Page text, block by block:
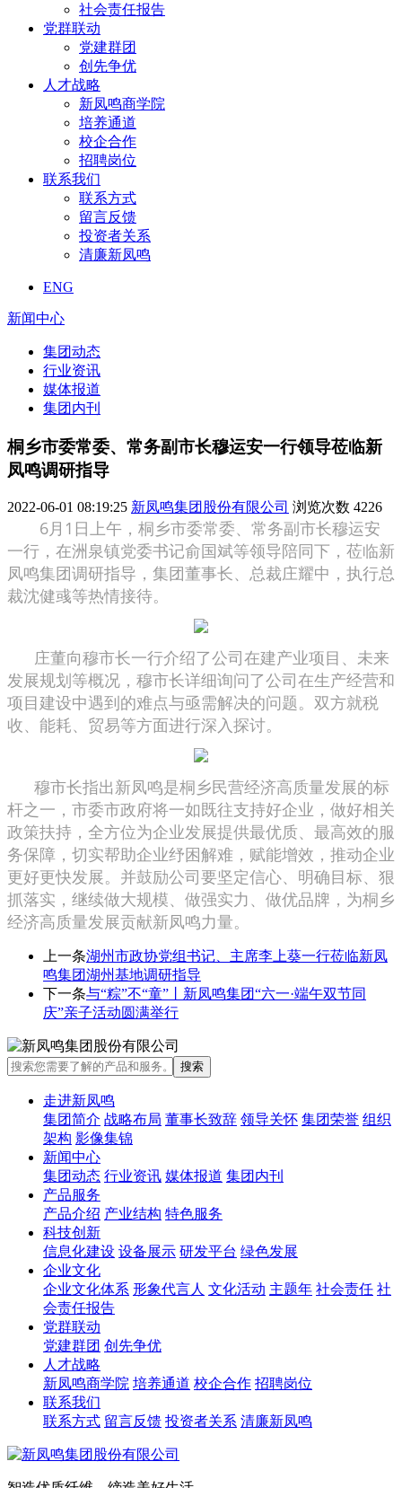
社会责任报告
党群联动
党建群团
创先争优
人才战略
新凤鸣商学院
培养通道
校企合作
招聘岗位
联系我们
联系方式
留言反馈
投资者关系
清廉新凤鸣
ENG
新闻中心
集团动态
行业资讯
媒体报道
集团内刊
桐乡市委常委、常务副市长穆运安一行领导莅临新
凤鸣调研指导
2022-06-01 08:19:25 新凤鸣集团股份有限公司 浏览次数 4226
6月1日上午，桐乡市委常委、常务副市长穆运安
一行，在洲泉镇党委书记俞国斌等领导陪同下，莅临新
凤鸣集团调研指导，集团董事长、总裁庄耀中，执行总
裁沈健彧等热情接待。
庄董向穆市长一行介绍了公司在建产业项目、未来
发展规划等概况，穆市长详细询问了公司在生产经营和
项目建设中遇到的难点与亟需解决的问题。双方就税
收、能耗、贸易等方面进行深入探讨。
穆市长指出新凤鸣是桐乡民营经济高质量发展的标
杆之一，市委市政府将一如既往支持好企业，做好相关
政策扶持，全方位为企业发展提供最优质、最高效的服
务保障，切实帮助企业纾困解难，赋能增效，推动企业
更好更快发展。并鼓励公司要坚定信心、明确目标、狠
抓落实，继续做大规模、做强实力、做优品牌，为桐乡
经济高质量发展贡献新凤鸣力量。
上一条湖州市政协党组书记、主席李上葵一行莅临新凤
鸣集团湖州基地调研指导
下一条与“粽”不“童”丨新凤鸣集团“六一·端午双节同
庆”亲子活动圆满举行
走进新凤鸣
集团简介 战略布局 董事长致辞 领导关怀 集团荣誉 组织
架构 影像集锦
新闻中心
集团动态 行业资讯 媒体报道 集团内刊
产品服务
产品介绍 产业结构 特色服务
科技创新
信息化建设 设备展示 研发平台 绿色发展
企业文化
企业文化体系 形象代言人 文化活动 主题年 社会责任 社
会责任报告
党群联动
党建群团 创先争优
人才战略
新凤鸣商学院 培养通道 校企合作 招聘岗位
联系我们
联系方式 留言反馈 投资者关系 清廉新凤鸣